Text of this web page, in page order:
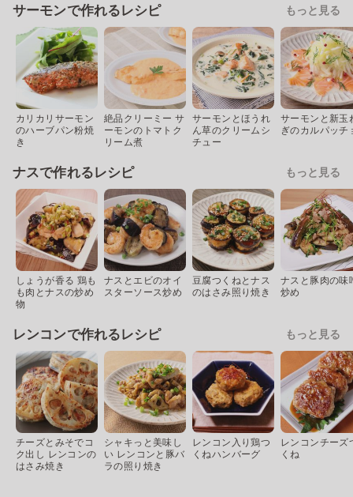
サーモンで作れるレシピ もっと見る
カリカリサーモン
のハーブパン粉焼
き
絶品クリーミー サ
ーモンのトマトク
リーム煮
サーモンとほうれ
ん草のクリームシ
チュー
サーモンと新玉
ぎのカルパッチ
ナスで作れるレシピ もっと見る
しょうが香る 鶏も
も肉とナスの炒め
物
ナスとエビのオイ
スターソース炒め
豆腐つくねとナス
のはさみ照り焼き
ナスと豚肉の味
炒め
レンコンで作れるレシピ もっと見る
チーズとみそでコ
ク出し レンコンの
はさみ焼き
シャキっと美味し
い レンコンと豚バ
ラの照り焼き
レンコン入り鶏つ
くねハンバーグ
レンコンチーズ
くね